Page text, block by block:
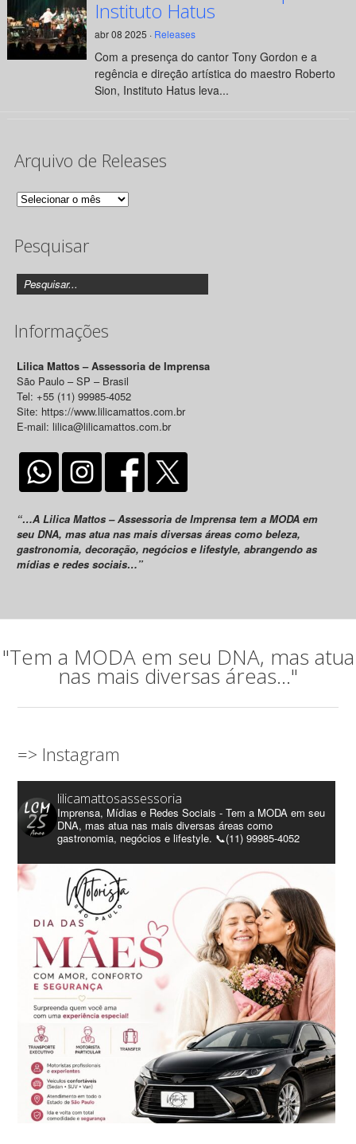
Instituto Hatus
abr 08 2025 · Releases
Com a presença do cantor Tony Gordon e a
regência e direção artística do maestro Roberto
Sion, Instituto Hatus leva...
Arquivo de Releases
Arquivo
Releases
Pesquisar
Informações
Lilica Mattos – Assessoria de Imprensa
São Paulo – SP – Brasil
Tel: +55 (11) 99985-4052
Site: https://www.lilicamattos.com.br
E-mail: lilica@lilicamattos.com.br
“…A Lilica Mattos – Assessoria de Imprensa tem a MODA em
seu DNA, mas atua nas mais diversas áreas como beleza,
gastronomia, decoração, negócios e lifestyle, abrangendo as
mídias e redes sociais…”
"Tem a MODA em seu DNA, mas atua
nas mais diversas áreas..."
=> Instagram
lilicamattosassessoria
Imprensa, Mídias e Redes Sociais - Tem a MODA em seu
DNA, mas atua nas mais diversas áreas como
gastronomia, negócios e lifestyle. 📞(11) 99985-4052